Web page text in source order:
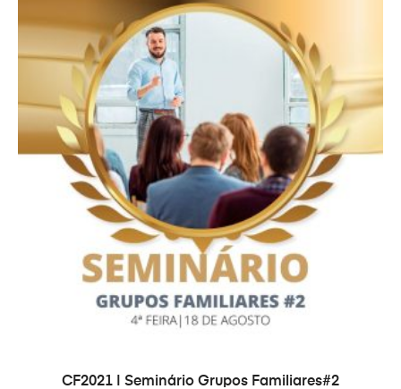
TOEVOEGEN AAN WINKELWAGEN
CF2021 | Seminário Grupos Familiares#2